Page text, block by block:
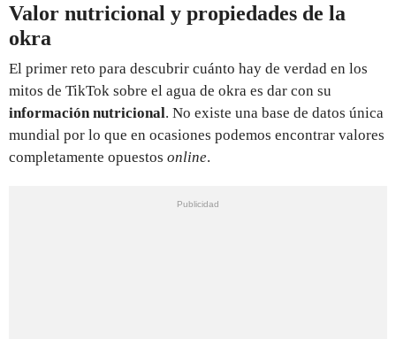
Valor nutricional y propiedades de la
okra
El primer reto para descubrir cuánto hay de verdad en los
mitos de TikTok sobre el agua de okra es dar con su
información nutricional. No existe una base de datos única
mundial por lo que en ocasiones podemos encontrar valores
completamente opuestos online.